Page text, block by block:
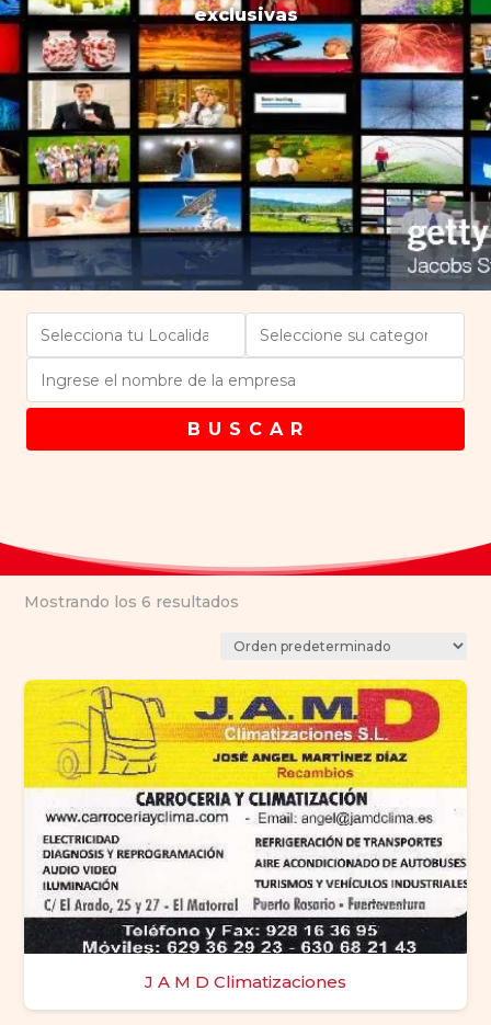
exclusivas
B U S C A R
Mostrando los 6 resultados
J A M D Climatizaciones